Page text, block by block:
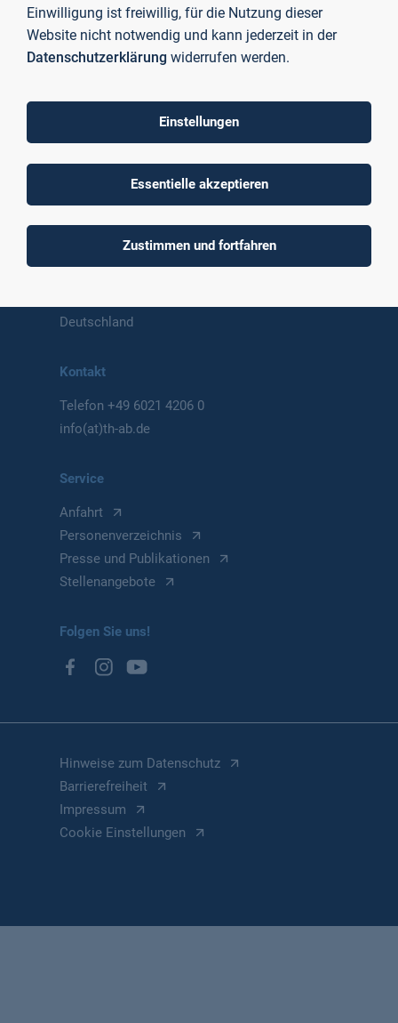
To top
Technische Hochschule
University of Applied Sciences
Postanschrift
Deutschland
Kontakt
Telefon+49 6021 4206 0
info(at)th-ab.de
Service
Anfahrt
Personenverzeichnis
Presse und Publikationen
Stellenangebote
Folgen Sie uns!
Hinweise zum Datenschutz
Barrierefreiheit
Impressum
Cookie Einstellungen
Einwilligung ist freiwillig, für die Nutzung dieser
Website nicht notwendig und kann jederzeit in der
Datenschutzerklärung widerrufen werden.
Einstellungen
Essentielle akzeptieren
Zustimmen und fortfahren